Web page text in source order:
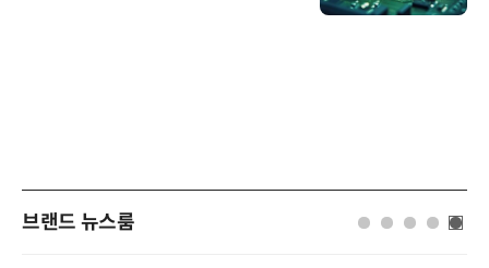
브랜드 뉴스룸